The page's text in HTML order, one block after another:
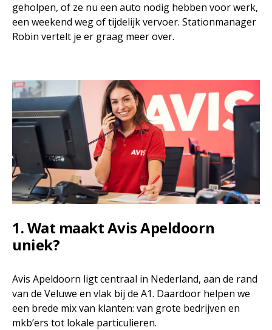
geholpen, of ze nu een auto nodig hebben voor werk,
een weekend weg of tijdelijk vervoer. Stationmanager
Robin vertelt je er graag meer over.
1. Wat maakt Avis Apeldoorn
uniek?
Avis Apeldoorn ligt centraal in Nederland, aan de rand
van de Veluwe en vlak bij de A1. Daardoor helpen we
een brede mix van klanten: van grote bedrijven en
mkb’ers tot lokale particulieren.